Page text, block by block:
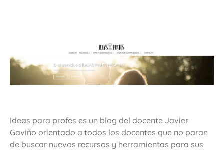
Ideas para profes es un blog del docente Javier
Gaviño orientado a todos los docentes que no paran
de buscar nuevos recursos y herramientas para sus